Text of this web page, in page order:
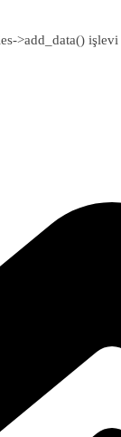
>add_data() işlevi